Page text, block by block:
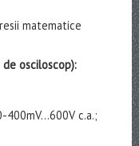
matematice
osciloscop):
400mV…600V c.a.;